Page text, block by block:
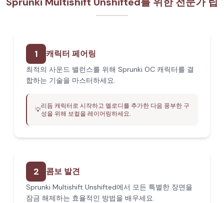
1 캐릭터 페어링
최적의 사운드 밸런스를 위해 Sprunki OC 캐릭터를 결
합하는 기술을 마스터하세요.
💡리듬 캐릭터로 시작하고 멜로디를 추가한 다음 풍부한 구
성을 위해 보컬을 레이어링하세요.
2 콤보 발견
Sprunki Multishift Unshifted에서 모든 특별한 장면을
잠금 해제하는 효율적인 방법을 배우세요.